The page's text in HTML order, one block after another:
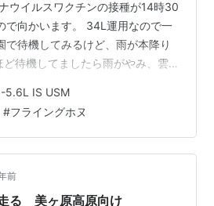
ウイルスワクチンの接種が14時30
で向かいます。 34L運用なので一
で待機してみるけど、雨が本降り
待機してましたら雨がやみ、雲の
移動ですよ。 ANA
5.6L IS USM
#フライングホヌ
前
る 美ヶ原高原向け